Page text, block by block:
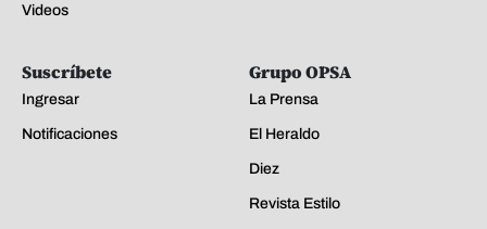
Videos
Suscríbete
Ingresar
Notificaciones
Grupo OPSA
La Prensa
El Heraldo
Diez
Revista Estilo